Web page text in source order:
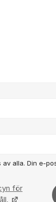
alla. Din e-
för